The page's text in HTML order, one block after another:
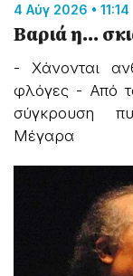
4 Αύγ 2026 • 11:14
Βαριά η...
- Χάνονται
φλόγες - Από
σύγκρουση
Μέγαρα